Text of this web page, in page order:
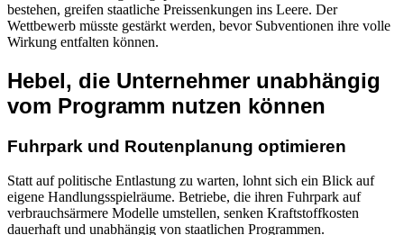
bestehen, greifen staatliche Preissenkungen ins Leere. Der
Wettbewerb müsste gestärkt werden, bevor Subventionen ihre volle
Wirkung entfalten können.
Hebel, die Unternehmer unabhängig
vom Programm nutzen können
Fuhrpark und Routenplanung optimieren
Statt auf politische Entlastung zu warten, lohnt sich ein Blick auf
eigene Handlungsspielräume. Betriebe, die ihren Fuhrpark auf
verbrauchsärmere Modelle umstellen, senken Kraftstoffkosten
dauerhaft und unabhängig von staatlichen Programmen.